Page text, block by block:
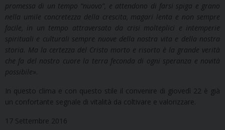
promessa di un tempo “nuovo”, e attendono di farsi spiga e grano
nella umile concretezza della crescita, magari lenta e non sempre
facile, in un tempo attraversato da crisi molteplici e intemperie
spirituali e culturali sempre nuove della nostra vita e della nostra
storia. Ma la certezza del Cristo morto e risorto è la grande verità
che fa del nostro cuore la terra feconda di ogni speranza e novità
possibile».
In questo clima e con questo stile il convenire di giovedì 22 è già
un confortante segnale di vitalità da coltivare e valorizzare.
17 Settembre 2016